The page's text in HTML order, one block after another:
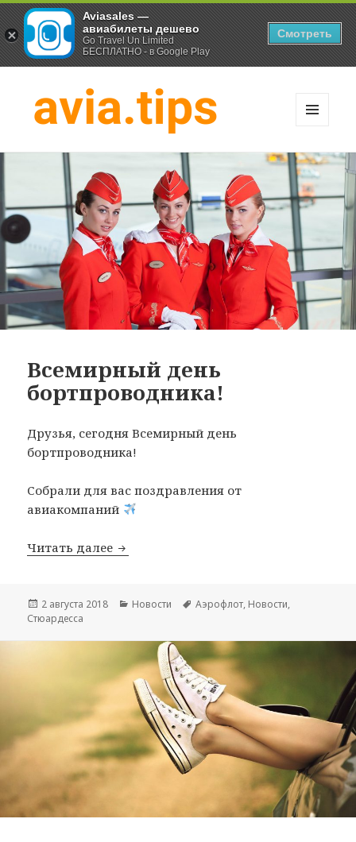
Хитрости экономных
путешественников
ВИДЖЕТЫ
Всемирный день
бортпроводника!
Друзья, сегодня Всемирный день
бортпроводника!
Собрали для вас поздравления от
авиакомпаний
Читать далее Всемирный день бортпроводника!
Опубликовано
2 августа 2018 Рубрики
Новости Метки
Аэрофлот, Новости,
Стюардесса
Aviasales —
авиабилеты дешево
Go Travel Un Limited
БЕСПЛАТНО - в Google Play
Смотреть